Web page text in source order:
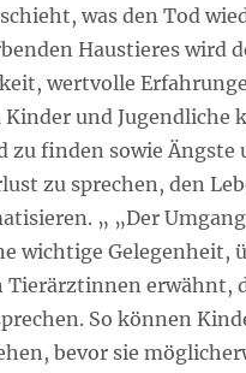
was den Tod
Haustieres wird
wertvolle
Kinder und
zu finden sowie Ängste
zu sprechen, den
„ „Der
wichtige Gelegenheit,
Tierärztinnen erwähnt,
So können
bevor sie